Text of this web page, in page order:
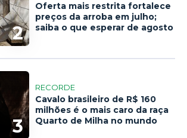
2
Oferta mais restrita fortalece
preços da arroba em julho;
saiba o que esperar de agosto
3
RECORDE
Cavalo brasileiro de R$ 160
milhões é o mais caro da raça
Quarto de Milha no mundo